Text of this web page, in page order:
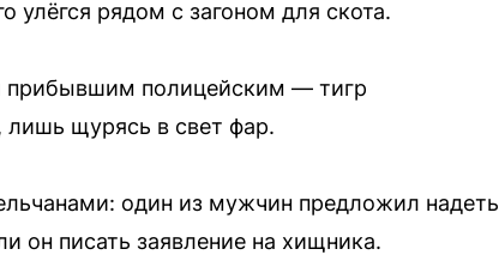
улёгся рядом с загоном для скота.
прибывшим полицейским — тигр
лишь щурясь в свет фар.
один из мужчин предложил надеть
он писать заявление на хищника.